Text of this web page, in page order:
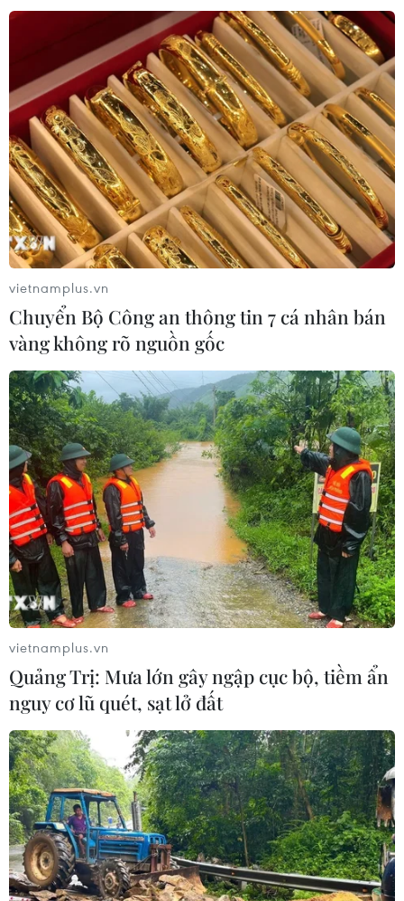
vietnamplus.vn
Chuyển Bộ Công an thông tin 7 cá nhân bán
vàng không rõ nguồn gốc
vietnamplus.vn
Quảng Trị: Mưa lớn gây ngập cục bộ, tiềm ẩn
nguy cơ lũ quét, sạt lở đất